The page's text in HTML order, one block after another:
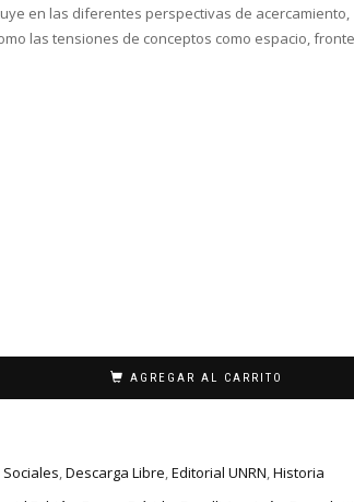
en las diferentes perspectivas de acercamiento,
las tensiones de conceptos como espacio,
AGREGAR AL CARRITO
,Descarga Libre,Editorial UNRN,Historia